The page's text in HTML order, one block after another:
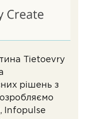
Tietoevry
рішень з
Infopulse